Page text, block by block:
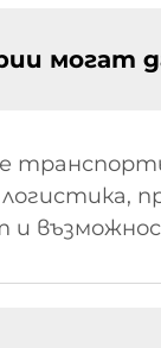
могат
и